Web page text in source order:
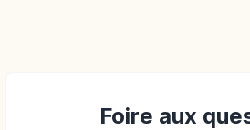
Foire aux